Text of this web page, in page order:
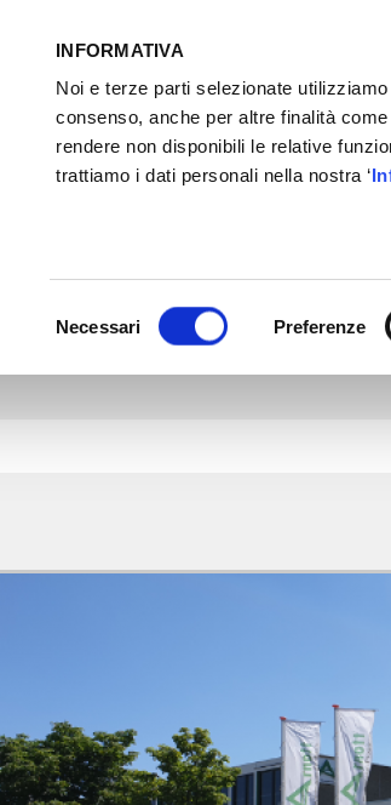
INFORMATIVA
Noi e terze parti selezionate
consenso, anche per altre finalità come
rendere non disponibili le relative
trattiamo i dati personali nella nostra ‘
del
Necessari Preferenze
DISTRIBUTORI XMASTER PRIVATE LABEL